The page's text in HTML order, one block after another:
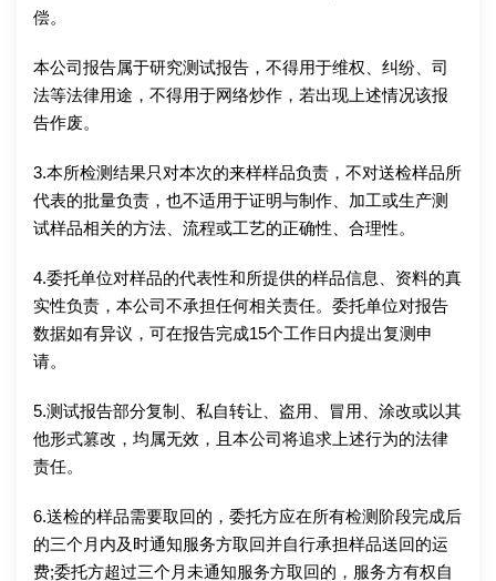
偿。
本公司报告属于研究测试报告，不得用于维权、纠纷、司
法等法律用途，不得用于网络炒作，若出现上述情况该报
告作废。
3.本所检测结果只对本次的来样样品负责，不对送检样品所
代表的批量负责，也不适用于证明与制作、加工或生产测
试样品相关的方法、流程或工艺的正确性、合理性。
4.委托单位对样品的代表性和所提供的样品信息、资料的真
实性负责，本公司不承担任何相关责任。委托单位对报告
数据如有异议，可在报告完成15个工作日内提出复测申
请。
5.测试报告部分复制、私自转让、盗用、冒用、涂改或以其
他形式篡改，均属无效，且本公司将追求上述行为的法律
责任。
6.送检的样品需要取回的，委托方应在所有检测阶段完成后
的三个月内及时通知服务方取回并自行承担样品送回的运
费;委托方超过三个月未通知服务方取回的，服务方有权自